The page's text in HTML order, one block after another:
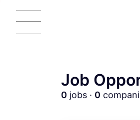
Job
0 jobs · 0